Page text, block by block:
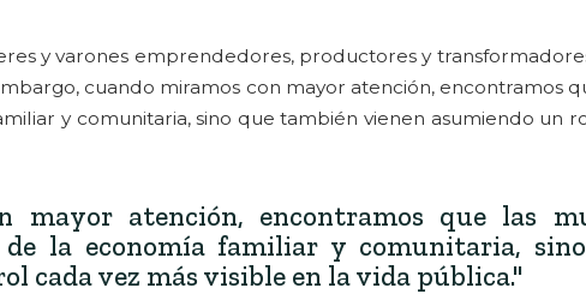
y varones emprendedores, productores y
cuando miramos con mayor atención, encontramos
y comunitaria, sino que también vienen asumiendo un
mayor atención, encontramos que las
la economía familiar y comunitaria,
cada vez más visible en la vida pública."